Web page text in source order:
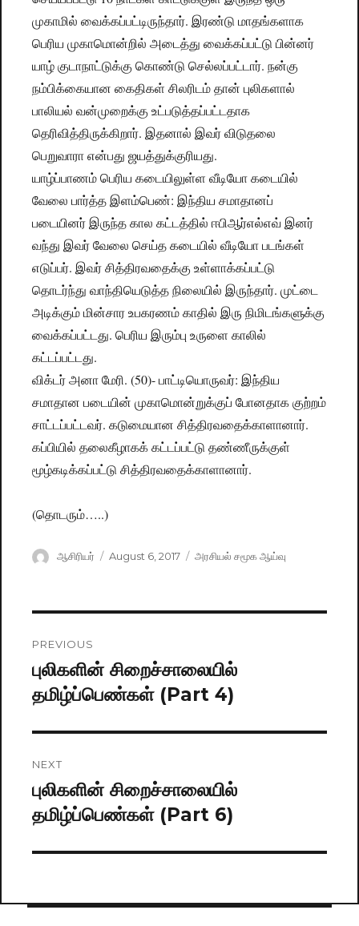
முகாமில் வைக்கப்பட்டிருந்தார். இரண்டு மாதங்களாக
பெரிய முகாமொன்றில் அடைத்து வைக்கப்பட்டு பின்னர்
யாழ் குடாநாட்டுக்கு கொண்டு செல்லப்பட்டார். நன்கு
நம்பிக்கையான கைதிகள் சிலரிடம் தான் புலிகளால்
பாலியல் வன்முறைக்கு உட்படுத்தப்பட்டதாக
தெரிவித்திருக்கிறார். இதனால் இவர் விடுதலை
பெறுவாரா என்பது ஜயத்துக்குரியது.
யாழ்ப்பாணம் பெரிய கடையிலுள்ள வீடியோ கடையில்
வேலை பார்த்த இளம்பெண்: இந்திய சமாதானப்
படையினர் இருந்த கால கட்டத்தில் ஈபிஆர்எல்எவ் இனர்
வந்து இவர் வேலை செய்த கடையில் வீடியோ படங்கள்
எடுப்பர். இவர் சித்திரவதைக்கு உள்ளாக்கப்பட்டு
தொடர்ந்து வாந்தியெடுத்த நிலையில் இருந்தார். முட்டை
அடிக்கும் மின்சார உபகரணம் காதில் இரு நிமிடங்களுக்கு
வைக்கப்பட்டது. பெரிய இரும்பு உருளை காலில்
கட்டப்பட்டது.
விக்டர் அனா மேரி. (50)- பாட்டியொருவர்: இந்திய
சமாதான படையின் முகாமொன்றுக்குப் போனதாக குற்றம்
சாட்டப்பட்டவர். கடுமையான சித்திரவதைக்காளானார்.
கப்பியில் தலைகீழாகக் கட்டப்பட்டு தண்ணீருக்குள்
மூழ்கடிக்கப்பட்டு சித்திரவதைக்காளானார்.
(தொடரும்…..)
Author
ஆசிரியர்
Posted
August 6, 2017 Categories
அரசியல் சமூக ஆய்வு
navigation
PREVIOUS
Previous
post:
புலிகளின் சிறைச்சாலையில்
தமிழ்ப்பெண்கள் (Part 4)
NEXT
Next
post:
புலிகளின் சிறைச்சாலையில்
தமிழ்ப்பெண்கள் (Part 6)